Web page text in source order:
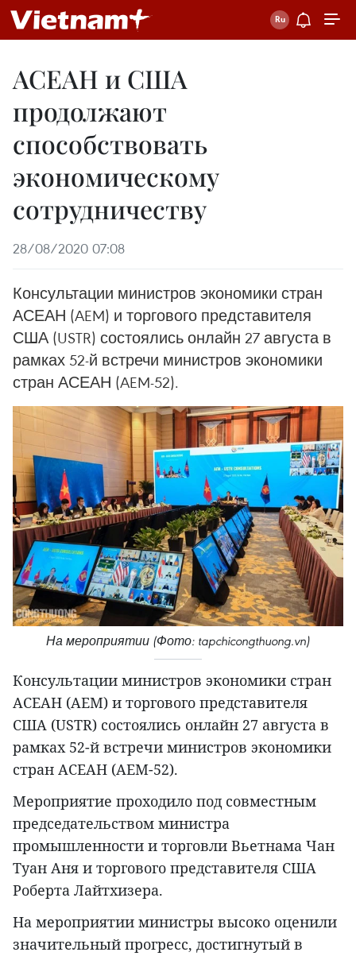
АСЕАН и США
продолжают
способствовать
экономическому
сотрудничеству
28/08/2020 07:08
Консультации министров экономики стран
АСЕАН (AEM) и торгового представителя
США (USTR) состоялись онлайн 27 августа в
рамках 52-й встречи министров экономики
стран АСЕАН (AEM-52).
На мероприятии (Фото: tapchicongthuong.vn)
Консультации министров экономики стран
АСЕАН (AEM) и торгового представителя
США (USTR) состоялись онлайн 27 августа в
рамках 52-й встречи министров экономики
стран АСЕАН (AEM-52).
Мероприятие проходило под совместным
председательством министра
промышленности и торговли Вьетнама Чан
Туан Аня и торгового представителя США
Роберта Лайтхизера.
На мероприятии министры высоко оценили
значительный прогресс, достигнутый в